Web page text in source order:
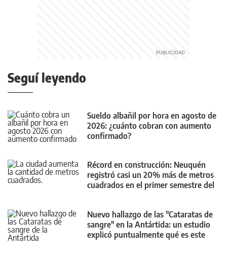
Seguí leyendo
Sueldo albañil por hora en agosto de
2026: ¿cuánto cobran con aumento
confirmado?
Récord en construcción: Neuquén
registró casi un 20% más de metros
cuadrados en el primer semestre del
Nuevo hallazgo de las "Cataratas de
sangre" en la Antártida: un estudio
explicó puntualmente qué es este